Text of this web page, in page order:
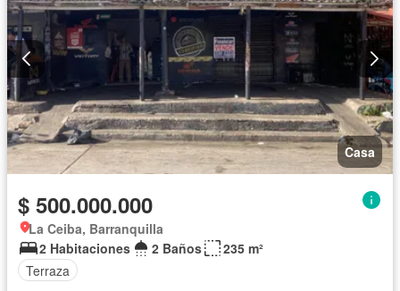
Casa
$ 500.000.000
La Ceiba, Barranquilla
2 Habitaciones
2 Baños
235 m²
Terraza